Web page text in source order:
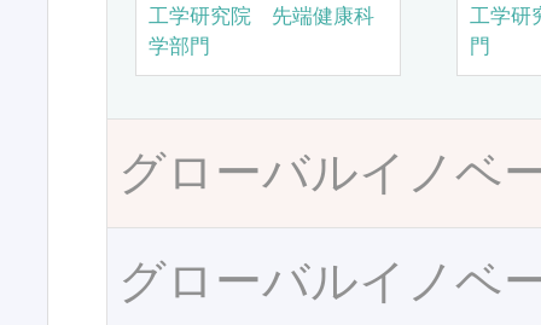
工学研究院 先端健康科
学部門
工学研
門
グローバルイノベ
グローバルイノベ